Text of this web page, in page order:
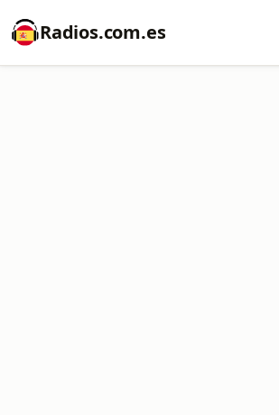
Radios.com.es